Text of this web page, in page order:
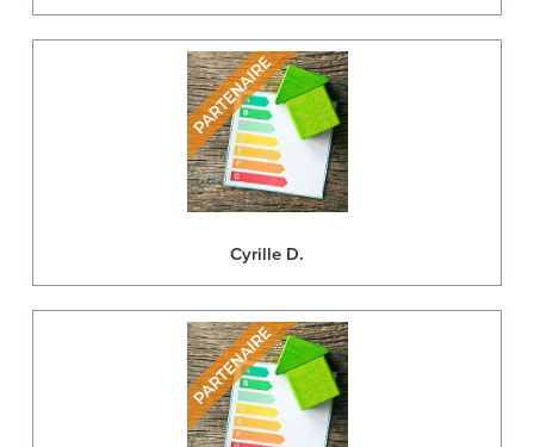
Cyrille D.